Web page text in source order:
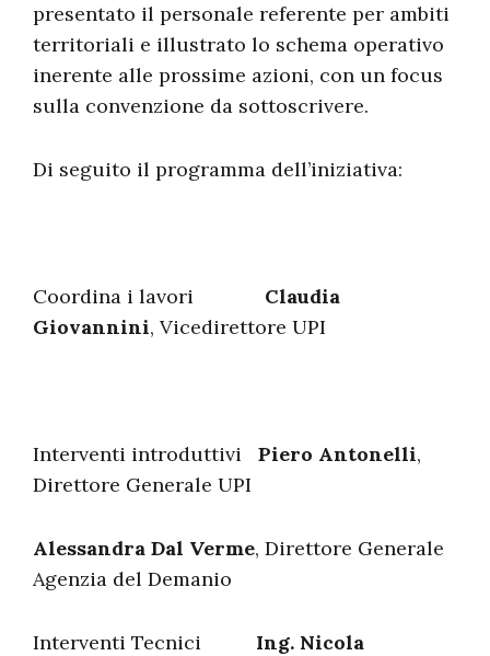
presentato il personale referente per ambiti
territoriali e illustrato lo schema operativo
inerente alle prossime azioni, con un focus
sulla convenzione da sottoscrivere.
Di seguito il programma dell’iniziativa:
Coordina i lavori Claudia
Giovannini, Vicedirettore UPI
Interventi introduttivi Piero Antonelli,
Direttore Generale UPI
Alessandra Dal Verme, Direttore Generale
Agenzia del Demanio
Interventi Tecnici Ing. Nicola